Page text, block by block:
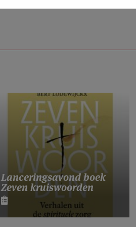
Lanceringsavond boek
Zeven kruiswoorden